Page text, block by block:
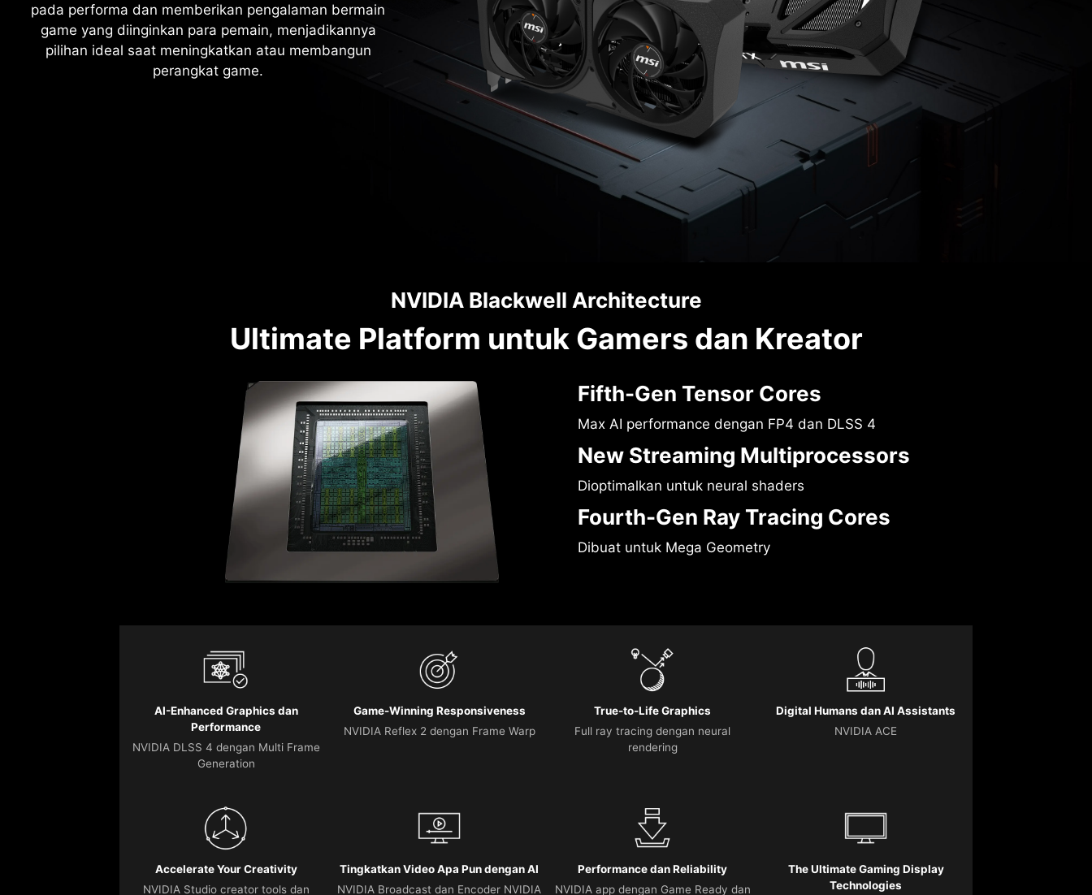
pada performa dan memberikan pengalaman bermain
game yang diinginkan para pemain, menjadikannya
pilihan ideal saat meningkatkan atau membangun
perangkat game.
NVIDIA Blackwell Architecture
Ultimate Platform untuk Gamers dan Kreator
Fifth-Gen Tensor Cores
Max AI performance dengan FP4 dan DLSS 4
New Streaming Multiprocessors
Dioptimalkan untuk neural shaders
Fourth-Gen Ray Tracing Cores
Dibuat untuk Mega Geometry
AI-Enhanced Graphics dan
Performance
NVIDIA DLSS 4 dengan Multi Frame
Generation
Game-Winning Responsiveness
NVIDIA Reflex 2 dengan Frame Warp
True-to-Life Graphics
Full ray tracing dengan neural
rendering
Digital Humans dan AI Assistants
NVIDIA ACE
Accelerate Your Creativity
NVIDIA Studio creator tools dan
Tingkatkan Video Apa Pun dengan AI
NVIDIA Broadcast dan Encoder NVIDIA
Performance dan Reliability
NVIDIA app dengan Game Ready dan
The Ultimate Gaming Display
Technologies